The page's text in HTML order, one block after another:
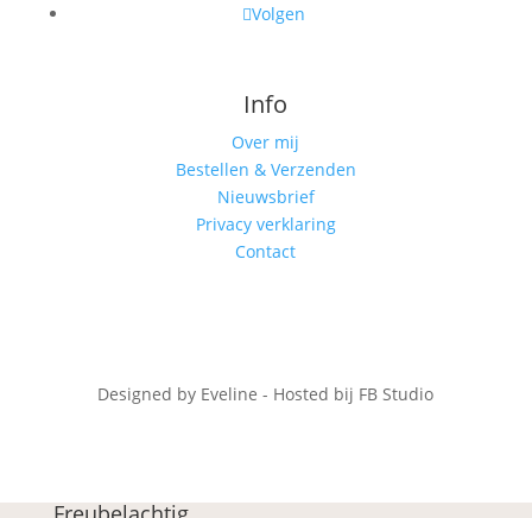
Volgen
Info
Over mij
Bestellen & Verzenden
Nieuwsbrief
Privacy verklaring
Contact
Designed by Eveline - Hosted bij FB Studio